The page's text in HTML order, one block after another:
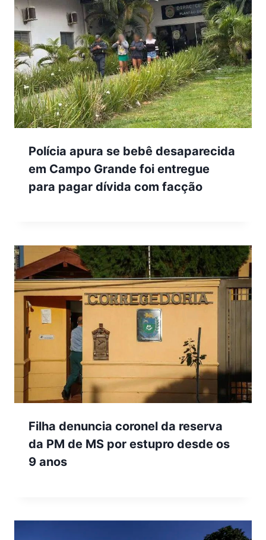
Polícia apura se bebê desaparecida
em Campo Grande foi entregue
para pagar dívida com facção
Filha denuncia coronel da reserva
da PM de MS por estupro desde os
9 anos